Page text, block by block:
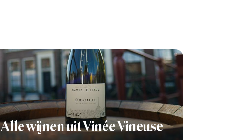
Alle wijnen uit Vinée Vineuse